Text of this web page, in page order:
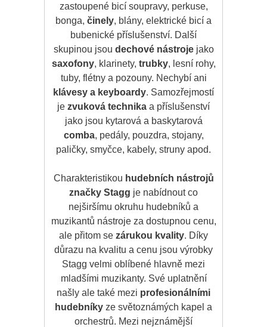
zastoupené bicí soupravy, perkuse,
bonga, činely, blány, elektrické bicí a
bubenické příslušenství. Další
skupinou jsou dechové nástrojejako
saxofony, klarinety, trubky, lesní rohy,
tuby, flétny a pozouny. Nechybí ani
klávesy a keyboardy. Samozřejmostí
je zvuková technika a příslušenství
jako jsou kytarová a baskytarová
comba, pedály, pouzdra, stojany,
paličky, smyčce, kabely, struny apod.
Charakteristikou hudebních nástrojů
značky Stagg je nabídnout co
nejširšímu okruhu hudebníků a
muzikantů nástroje za dostupnou cenu,
ale přitom se zárukou kvality. Díky
důrazu na kvalitu a cenu jsou výrobky
Stagg velmi oblíbené hlavně mezi
mladšími muzikanty. Své uplatnění
našly ale také mezi profesionálními
hudebníky ze světoznámých kapel a
orchestrů. Mezi nejznámější